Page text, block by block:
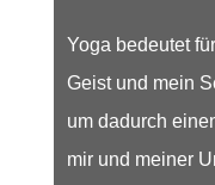
Yoga bedeutet
Geist und mein
um dadurch
mir und meiner